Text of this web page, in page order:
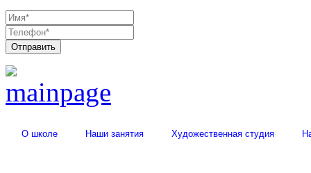
Отправить
О школе Наши занятия Художественная студия